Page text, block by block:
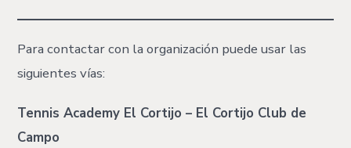
Para contactar con la organización puede usar las
siguientes vías:
Tennis Academy El Cortijo – El Cortijo Club de
Campo